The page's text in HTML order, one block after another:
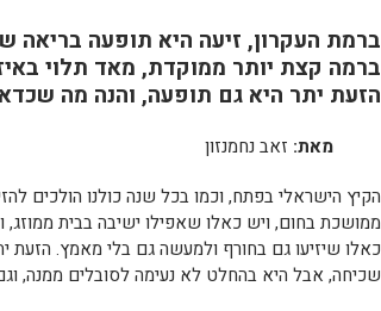
ברמת העקרון, זיעה היא תופעה בריאה
ברמה קצת יותר ממוקדת, מאד תלוי
הזעת יתר היא גם תופעה, והנה מה
מאת: זאב נחמנזון
הקיץ הישראלי בפתח, וכמו בכל שנה כולנו הולכים
ממושכת בחום, ויש כאלו שאפילו ישיבה בבית
כאלו שיזיעו גם בחורף ולמעשה גם בלי מאמץ. הזעת
שכיחה, אבל היא בהחלט לא נעימה לסובלים ממנה,